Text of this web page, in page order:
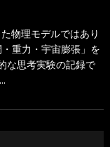
物理モデルではあり
重力・宇宙膨張」を
な思考実験の記録で